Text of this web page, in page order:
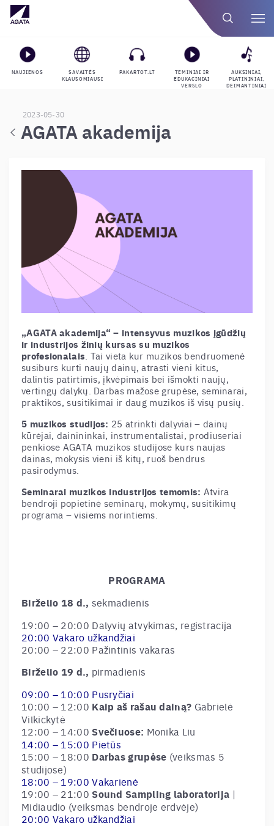
NAUJIENOS
SAVAITĖS
KLAUSOMIAUSI
PAKARTOT.LT
TEMINIAI IR
EDUKACINIAI
VERSLO
AUKSINIAI,
PLATININIAI,
DEIMANTINIAI
2023-05-30
AGATA akademija
„AGATA akademija“ – intensyvus muzikos įgūdžių
ir industrijos žinių kursas su muzikos
profesionalais . Tai vieta kur muzikos bendruomenė
susiburs kurti naujų dainų, atrasti vieni kitus,
dalintis patirtimis, įkvėpimais bei išmokti naujų,
vertingų dalykų. Darbas mažose grupėse, seminarai,
praktikos, susitikimai ir daug muzikos iš visų pusių.
5 muzikos studijos: 25 atrinkti dalyviai – dainų
kūrėjai, dainininkai, instrumentalistai, prodiuseriai
penkiose AGATA muzikos studijose kurs naujas
dainas, mokysis vieni iš kitų, ruoš bendrus
pasirodymus.
Seminarai muzikos industrijos temomis: Atvira
bendroji popietinė seminarų, mokymų, susitikimų
programa – visiems norintiems.
PROGRAMA
Birželio 18 d., sekmadienis
19:00 – 20:00 Dalyvių atvykimas, registracija
20:00 Vakaro užkandžiai
20:00 – 22:00 Pažintinis vakaras
Birželio 19 d., pirmadienis
09:00 – 10:00 Pusryčiai
10:00 – 12:00 Kaip aš rašau dainą? Gabrielė
Vilkickytė
12:00 – 14:00Svečiuose: Monika Liu
14:00 – 15:00 Pietūs
15:00 – 18:00 Darbas grupėse (veiksmas 5
studijose)
18:00 – 19:00 Vakarienė
19:00 – 21:00Sound Sampling laboratorija |
Midiaudio (veiksmas bendroje erdvėje)
20:00 Vakaro užkandžiai